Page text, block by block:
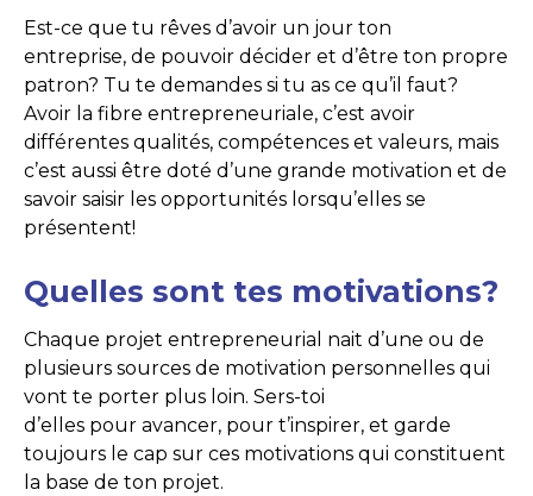
Est-ce que tu rêves d’avoir un jour ton
entreprise, de pouvoir décider et d’être ton propre
patron? Tu te demandes si tu as ce qu’il faut?
Avoir la fibre entrepreneuriale, c’est avoir
différentes qualités, compétences et valeurs, mais
c’est aussi être doté d’une grande motivation et de
savoir saisir les opportunités lorsqu’elles se
présentent!
Quelles sont tes motivations?
Chaque projet entrepreneurial nait d’une ou de
plusieurs sources de motivation personnelles qui
vont te porter plus loin. Sers-toi
d’elles pour avancer, pour t’inspirer, et garde
toujours le cap sur ces motivations qui constituent
la base de ton projet.